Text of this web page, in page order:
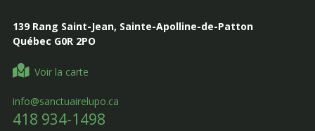
139 Rang Saint-Jean, Sainte-Apolline-de-Patton
Québec G0R 2PO
Voir la carte
info@sanctuairelupo.ca
418 934-1498